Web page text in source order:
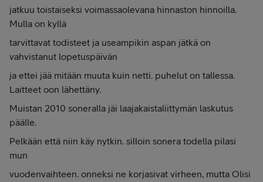
jatkuu toistaiseksi voimassaolevana hinnaston hinnoilla.
Mulla on kyllä
tarvittavat todisteet ja useampikin aspan jätkä on
vahvistanut lopetuspäivän
ja ettei jää mitään muuta kuin netti. puhelut on tallessa.
Laitteet oon lähettäny.
Muistan 2010 soneralla jäi laajakaistaliittymän laskutus
päälle.
Pelkään että niin käy nytkin. silloin sonera todella pilasi
mun
vuodenvaihteen. onneksi ne korjasivat virheen, mutta Olisi